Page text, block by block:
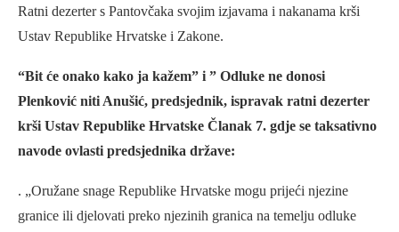
Ratni dezerter s Pantovčaka svojim izjavama i nakanama krši
Ustav Republike Hrvatske i Zakone.
“Bit će onako kako ja kažem” i ” Odluke ne donosi
Plenković niti Anušić, predsjednik, ispravak ratni dezerter
krši Ustav Republike Hrvatske Članak 7. gdje se taksativno
navode ovlasti predsjednika države:
. „Oružane snage Republike Hrvatske mogu prijeći njezine
granice ili djelovati preko njezinih granica na temelju odluke